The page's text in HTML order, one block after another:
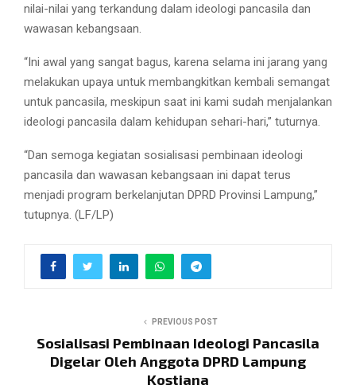
nilai-nilai yang terkandung dalam ideologi pancasila dan
wawasan kebangsaan.
“Ini awal yang sangat bagus, karena selama ini jarang yang
melakukan upaya untuk membangkitkan kembali semangat
untuk pancasila, meskipun saat ini kami sudah menjalankan
ideologi pancasila dalam kehidupan sehari-hari,” tuturnya.
“Dan semoga kegiatan sosialisasi pembinaan ideologi
pancasila dan wawasan kebangsaan ini dapat terus
menjadi program berkelanjutan DPRD Provinsi Lampung,”
tutupnya. (LF/LP)
PREVIOUS POST
Sosialisasi Pembinaan Ideologi Pancasila
Digelar Oleh Anggota DPRD Lampung
Kostiana